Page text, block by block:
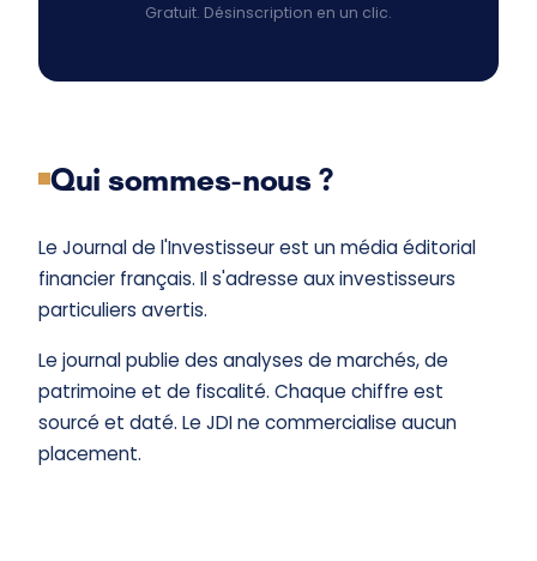
Gratuit. Désinscription en un clic.
Qui sommes-nous ?
Le Journal de l'Investisseur est un média éditorial
financier français. Il s'adresse aux investisseurs
particuliers avertis.
Le journal publie des analyses de marchés, de
patrimoine et de fiscalité. Chaque chiffre est
sourcé et daté. Le JDI ne commercialise aucun
placement.